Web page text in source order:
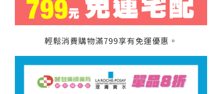
輕鬆消費購物滿799享有免運優惠。